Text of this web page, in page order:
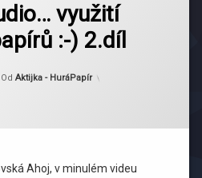
využití
:-) 2.díl
Aktualizováno 11 září, 2017
Od Aktijka - HuráPapír
Ahoj, v minulém videu